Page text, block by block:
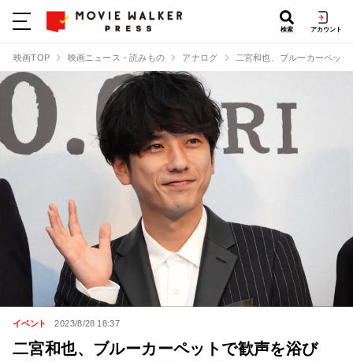
検索 アカウント
映画TOP 映画ニュース・読みもの アナログ 二宮和也、ブルーカーペッ
イベント 2023/8/28 18:37
二宮和也、ブルーカーペットで歓声を浴び